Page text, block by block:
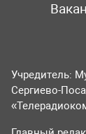
Учредитель:
Сергиево-